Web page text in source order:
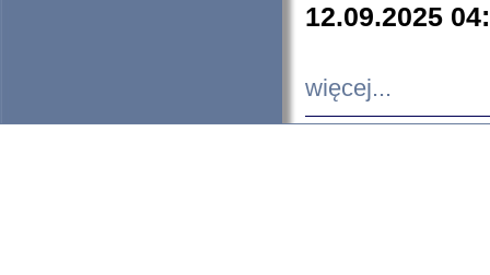
12.09.2025
więcej...